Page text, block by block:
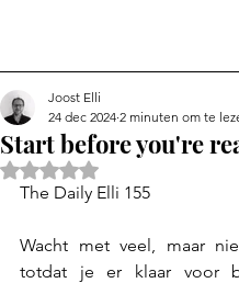
Start before you're
Joost Elli
24 dec 2024 2 minuten om te
Beoordeeld met NaN uit 5
The Daily Elli 155
Wacht met veel, maar
totdat je er klaar voor